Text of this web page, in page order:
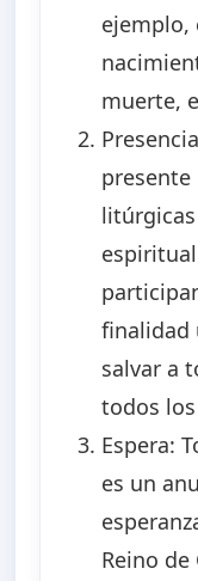
ejemplo,
muerte,
presente
finalidad
salvar a
todos
Espera:
es un
Reino